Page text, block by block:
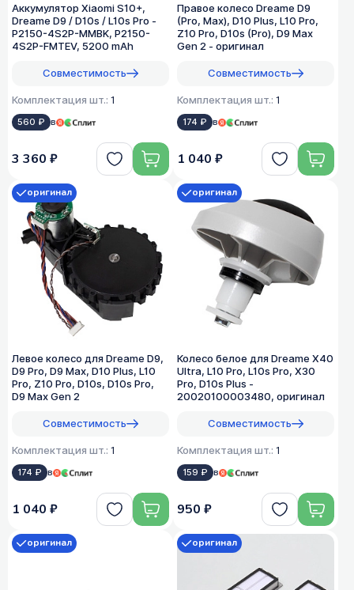
Аккумулятор Xiaomi S10+,
Dreame D9 / D10s / L10s Pro -
P2150-4S2P-MMBK, P2150-
4S2P-FMTEV, 5200 mAh
Совместимость
Комплектация шт.: 1
560 ₽ в
3 360 ₽
Правое колесо Dreame D9
(Pro, Max), D10 Plus, L10 Pro,
Z10 Pro, D10s (Pro), D9 Max
Gen 2 - оригинал
Совместимость
Комплектация шт.: 1
174 ₽ в
1 040 ₽
Левое колесо для Dreame D9,
D9 Pro, D9 Max, D10 Plus, L10
Pro, Z10 Pro, D10s, D10s Pro,
D9 Max Gen 2
Совместимость
Комплектация шт.: 1
174 ₽ в
оригинал
1 040 ₽
Колесо белое для Dreame X40
Ultra, L10 Pro, L10s Pro, X30
Pro, D10s Plus -
20020100003480, оригинал
Совместимость
Комплектация шт.: 1
159 ₽ в
оригинал
950 ₽
оригинал оригинал